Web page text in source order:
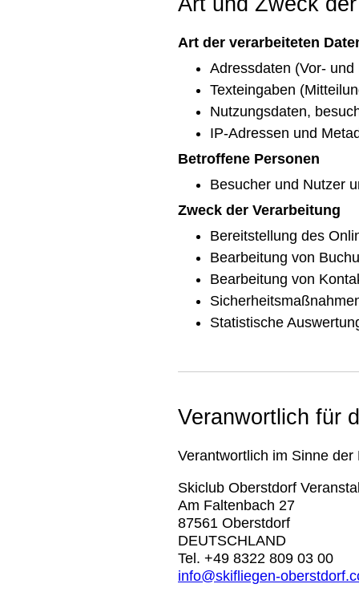
Art der verarbeiteten
Adressdaten (Vor-
Texteingaben
Nutzungsdaten,
IP-Adressen und
Betroffene Personen
Besucher und Nutzer
Zweck der Verarbeitung
Bereitstellung des
Bearbeitung von
Bearbeitung von
Statistische
Veranwortlich für
Verantwortlich im Sinne
Skiclub Oberstdorf
Am Faltenbach 27
87561 Oberstdorf
DEUTSCHLAND
Tel. +49 8322 809 03 00
info@skifliegen-